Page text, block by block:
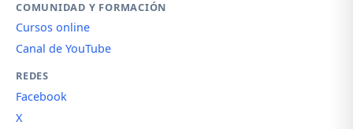
COMUNIDAD Y FORMACIÓN
Cursos online
Canal de YouTube
REDES
Facebook
X